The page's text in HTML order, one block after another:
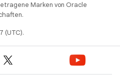
Marken von Oracle
(UTC).